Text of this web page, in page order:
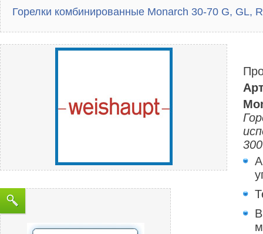
Горелки комбинированные Monarch 30-70 G, GL,